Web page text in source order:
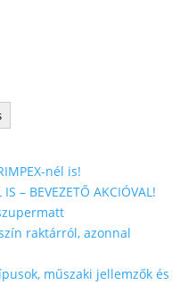
nél is!
– BEVEZETŐ AKCIÓVAL!
raktárról, azonnal
műszaki jellemzők és